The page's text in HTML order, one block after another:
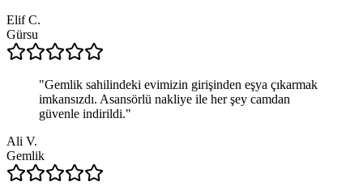
Elif C.
Gürsu
"Gemlik sahilindeki evimizin girişinden eşya çıkarmak
imkansızdı. Asansörlü nakliye ile her şey camdan
güvenle indirildi."
Ali V.
Gemlik